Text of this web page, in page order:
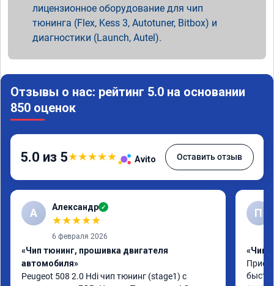
лицензионное оборудование для чип
тюнинга (Flex, Kess 3, Autotuner, Bitbox) и
диагностики (Launch, Autel).
Отзывы о нас: рейтинг 5.0 на основании
850 оценок
5.0 из 5★★★★★ Avito Оставить отзыв
А Александр ✓
★★★★★
6 февраля 2026
«Чип тюнинг, прошивка двигателя
автомобиля»
Peugeot 508 2.0 Hdi чип тюнинг (stage1) с
П
«Чип